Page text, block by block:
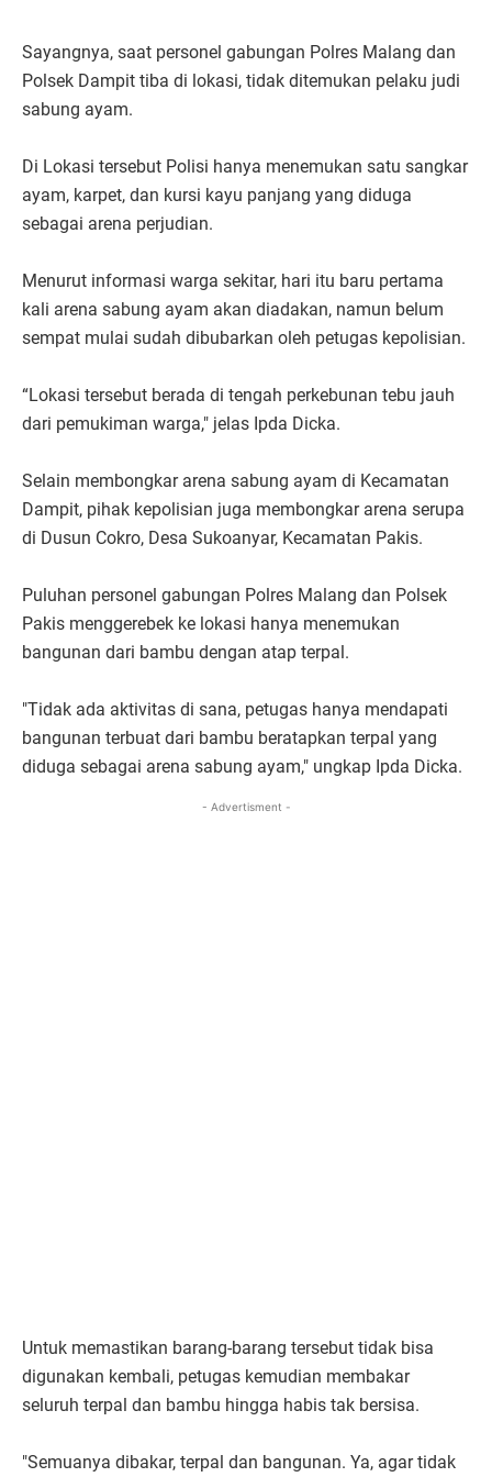
Sayangnya, saat personel gabungan Polres Malang dan
Polsek Dampit tiba di lokasi, tidak ditemukan pelaku judi
sabung ayam.
Di Lokasi tersebut Polisi hanya menemukan satu sangkar
ayam, karpet, dan kursi kayu panjang yang diduga
sebagai arena perjudian.
Menurut informasi warga sekitar, hari itu baru pertama
kali arena sabung ayam akan diadakan, namun belum
sempat mulai sudah dibubarkan oleh petugas kepolisian.
“Lokasi tersebut berada di tengah perkebunan tebu jauh
dari pemukiman warga," jelas Ipda Dicka.
Selain membongkar arena sabung ayam di Kecamatan
Dampit, pihak kepolisian juga membongkar arena serupa
di Dusun Cokro, Desa Sukoanyar, Kecamatan Pakis.
Puluhan personel gabungan Polres Malang dan Polsek
Pakis menggerebek ke lokasi hanya menemukan
bangunan dari bambu dengan atap terpal.
"Tidak ada aktivitas di sana, petugas hanya mendapati
bangunan terbuat dari bambu beratapkan terpal yang
diduga sebagai arena sabung ayam," ungkap Ipda Dicka.
- Advertisment -
Untuk memastikan barang-barang tersebut tidak bisa
digunakan kembali, petugas kemudian membakar
seluruh terpal dan bambu hingga habis tak bersisa.
"Semuanya dibakar, terpal dan bangunan. Ya, agar tidak